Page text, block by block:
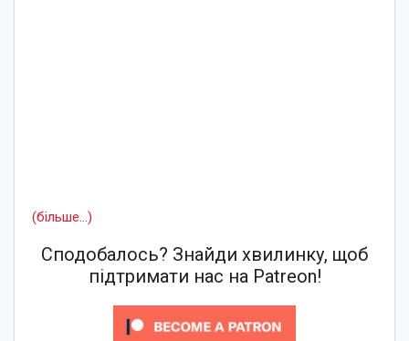
(більше…)
Сподобалось? Знайди хвилинку, щоб
підтримати нас на Patreon!